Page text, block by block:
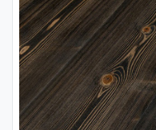
ett golv som är lämpligt
lokaler.